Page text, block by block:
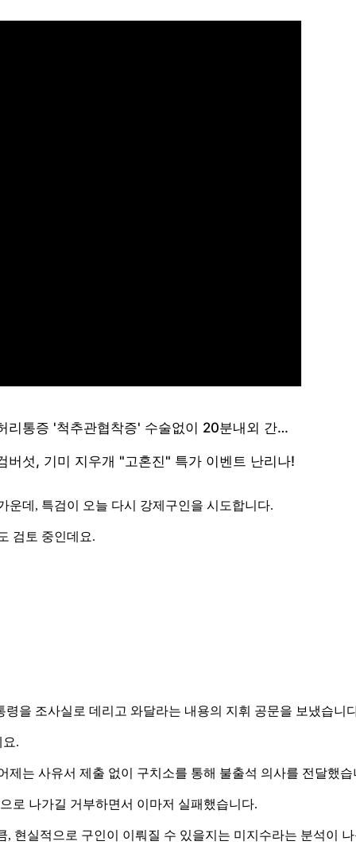
운데, 특검이 오늘 다시 강제구인을 시도합니다.
검토 중인데요.
을 조사실로 데리고 와달라는 내용의 지휘 공문을 보냈습니
.
는 사유서 제출 없이 구치소를 통해 불출석 의사를 전달했습
로 나가길 거부하면서 이마저 실패했습니다.
현실적으로 구인이 이뤄질 수 있을지는 미지수라는 분석이